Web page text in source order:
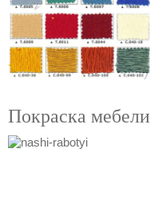
Покраска мебели